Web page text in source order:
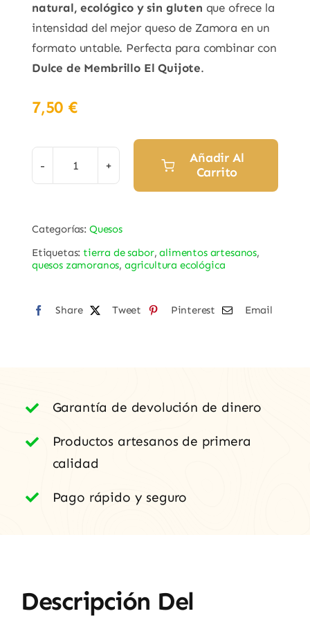
natural, ecológico y sin gluten que ofrece la
intensidad del mejor queso de Zamora en un
formato untable. Perfecta para combinar con
Dulce de Membrillo El Quijote.
7,50 €
Crema
de
Oveja
Faya"
Añadir Al
Carrito
Categorías: Quesos
Etiquetas:tierra de sabor,alimentos artesanos,
quesos zamoranos, agricultura ecológica
Share Tweet Pinterest Email
Garantía de devolución de dinero
Productos artesanos de primera
calidad
Pago rápido y seguro
Descripción Del